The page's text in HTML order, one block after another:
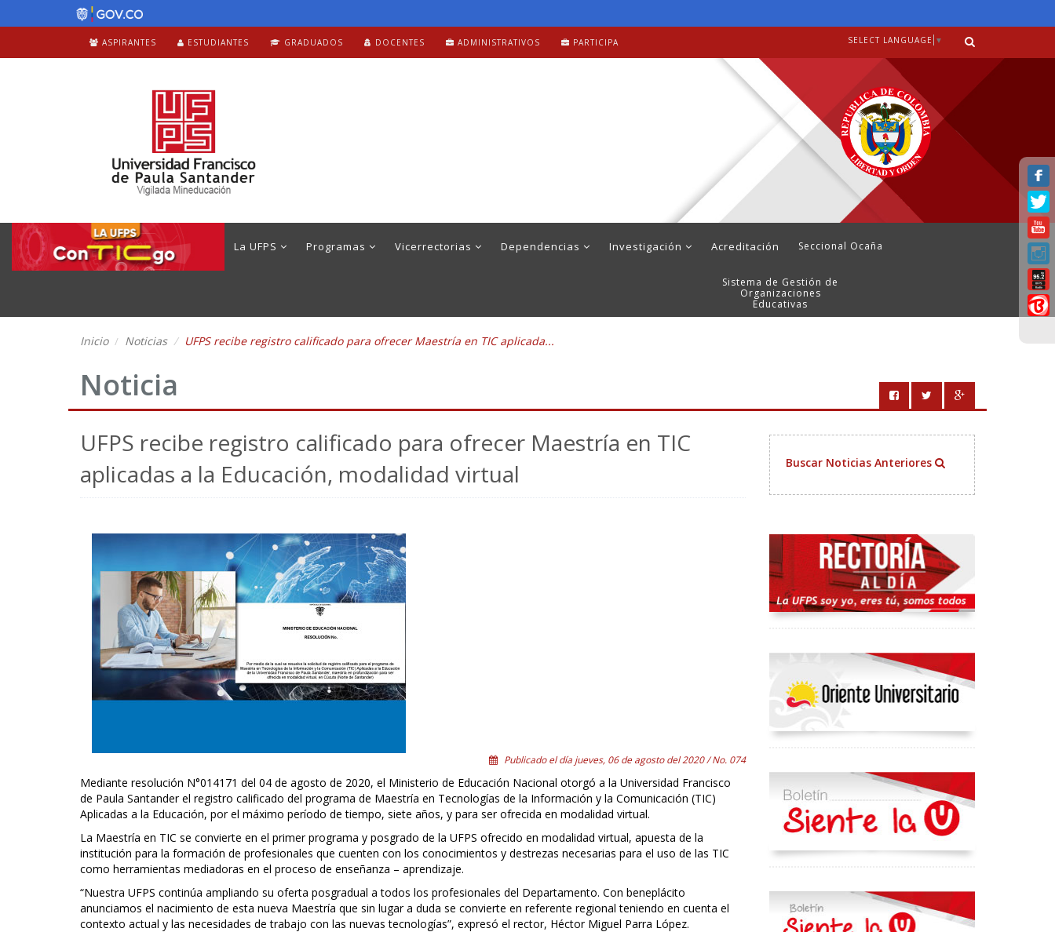
ASPIRANTES ESTUDIANTES GRADUADOS DOCENTES ADMINISTRATIVOS PARTICIPA SELECT LANGUAGE ▼
La UFPS Programas Vicerrectorias Dependencias Investigación Acreditación Seccional Ocaña
Sistema de Gestión de
Organizaciones
Educativas
Inicio Noticias UFPS recibe registro calificado para ofrecer Maestría en TIC aplicada...
Noticia
UFPS recibe registro calificado para ofrecer Maestría en TIC
aplicadas a la Educación, modalidad virtual
Publicado el día jueves, 06 de agosto del 2020 / No. 074
Mediante resolución N°014171 del 04 de agosto de 2020, el Ministerio de Educación Nacional otorgó a la Universidad Francisco
de Paula Santander el registro calificado del programa de Maestría en Tecnologías de la Información y la Comunicación (TIC)
Aplicadas a la Educación, por el máximo período de tiempo, siete años, y para ser ofrecida en modalidad virtual.
La Maestría en TIC se convierte en el primer programa y posgrado de la UFPS ofrecido en modalidad virtual, apuesta de la
institución para la formación de profesionales que cuenten con los conocimientos y destrezas necesarias para el uso de las TIC
como herramientas mediadoras en el proceso de enseñanza – aprendizaje.
“Nuestra UFPS continúa ampliando su oferta posgradual a todos los profesionales del Departamento. Con beneplácito
anunciamos el nacimiento de esta nueva Maestría que sin lugar a duda se convierte en referente regional teniendo en cuenta el
contexto actual y las necesidades de trabajo con las nuevas tecnologías”, expresó el rector, Héctor Miguel Parra López.
Buscar Noticias Anteriores